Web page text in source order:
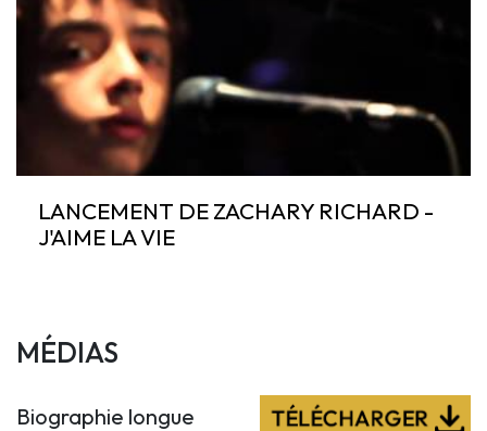
LANCEMENT DE ZACHARY RICHARD -
J'AIME LA VIE
Previous
MÉDIAS
Biographie longue